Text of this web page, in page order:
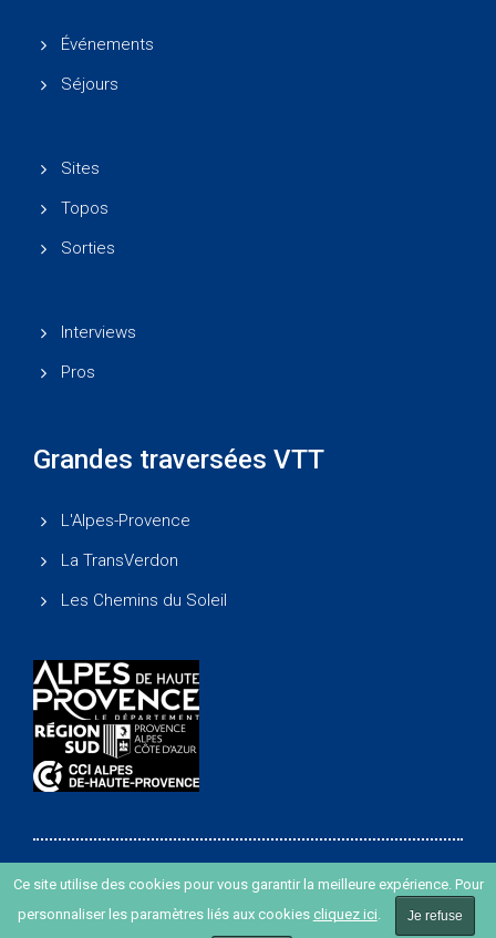
Événements
Séjours
Sites
Topos
Sorties
Interviews
Pros
Grandes traversées VTT
L'Alpes-Provence
La TransVerdon
Les Chemins du Soleil
Copyright ©-Agence de développement des Alpes de
Haute Provence-Création de site internet agence Oyopi
Ce site utilise des cookies pour vous garantir la meilleure expérience. Pour
personnaliser les paramètres liés aux cookies cliquez ici. Je refuse